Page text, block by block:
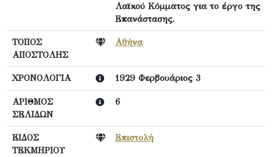
Λαϊκού Κόμματος για το έργο της
Επανάστασης.
ΤΟΠΟΣ
ΑΠΟΣΤΟΛΗΣ
Αθήνα
ΧΡΟΝΟΛΟΓΙΑ 1929 Φερβουάριος 3
ΑΡΙΘΜΟΣ
ΣΕΛΙΔΩΝ
6
ΕΙΔΟΣ
ΤΕΚΜΗΡΙΟΥ
Επιστολή